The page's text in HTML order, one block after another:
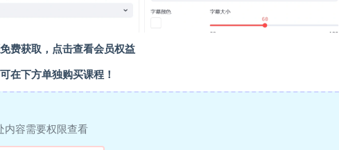
费获取，点击查看会员权益
在下方单独购买课程！
内容需要权限查看